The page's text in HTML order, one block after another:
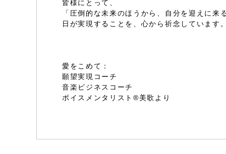
皆様にとって、
「圧倒的な未来のほうから、自分を迎えに来
日が実現することを、心から祈念しています
愛をこめて：
願望実現コーチ
音楽ビジネスコーチ
ボイスメンタリスト®美歌より